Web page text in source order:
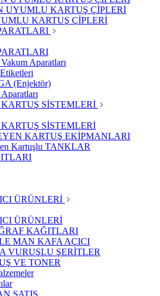
UYUMLU KARTUŞ ÇİPLERİ
KARTUŞ ÇİPLERİ
Aparatları
(Enjektör)
Aparatları
SİSTEMLERİ
SİSTEMLERİ
KARTUŞ EKİPMANLARI
Kartuşlu TANKLAR
ÜRÜNLERİ
ÜRÜNLERİ
KAĞITLARI
MAN KAFA AÇICI
VURUŞLU ŞERİTLER
VE TONER